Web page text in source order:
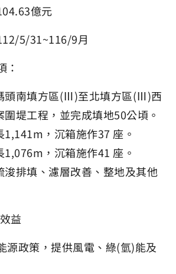
億元
5/31~116/9月
：
頭南填方區(Ⅲ)至北填方區(Ⅲ)西
堤工程，並完成填地50公頃。
，沉箱施作37 座。
，沉箱施作41 座。
浚排填、濾層改善、整地及其他
益
源政策，提供風電、綠(氫)能及